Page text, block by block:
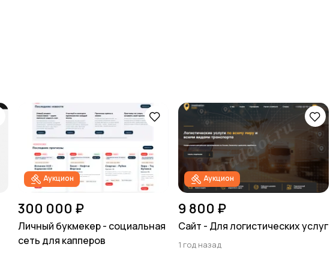
Аукцион
300 000 ₽
Личный букмекер - социальная
сеть для капперов
Аукцион
9 800 ₽
Сайт - Для логистических услуг
1 год назад